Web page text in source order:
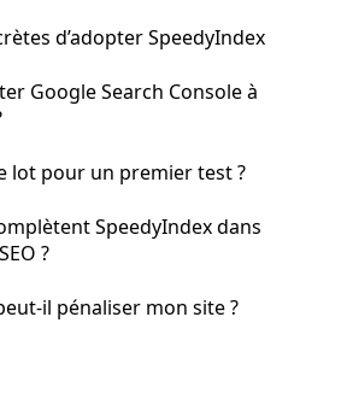
d’adopter SpeedyIndex
Google Search Console à
lot pour un premier test ?
SpeedyIndex dans
?
pénaliser mon site ?